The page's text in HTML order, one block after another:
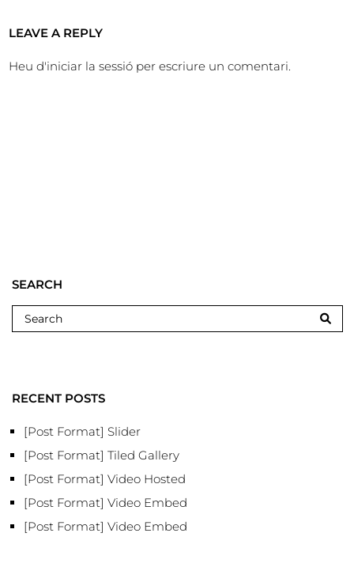
LEAVE A REPLY
Heu d'iniciar la sessió per escriure un comentari.
SEARCH
RECENT POSTS
[Post Format] Slider
[Post Format] Tiled Gallery
[Post Format] Video Hosted
[Post Format] Video Embed
[Post Format] Video Embed